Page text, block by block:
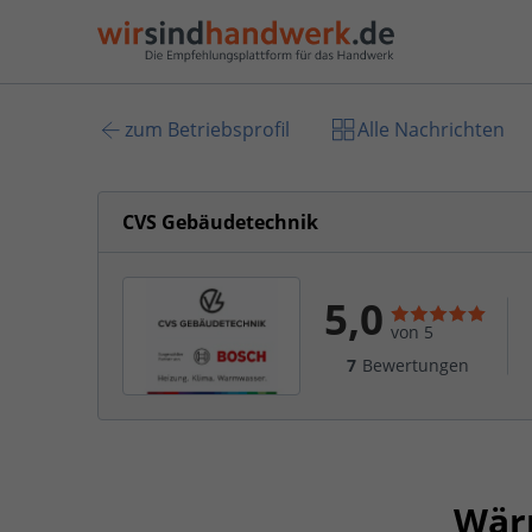
zum Betriebsprofil Alle Nachrichten
CVS Gebäudetechnik
5,0 von 5
7 Bewertungen